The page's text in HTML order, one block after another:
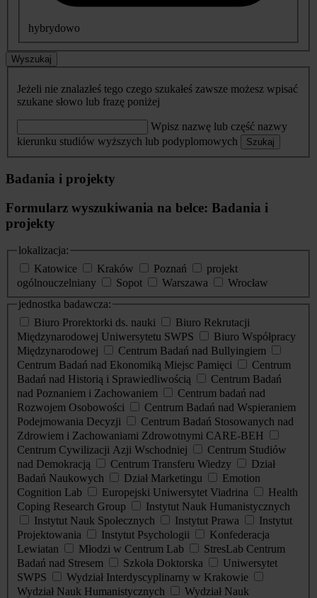
hybrydowo
Wyszukaj
Jeżeli nie znalazłeś tego czego szukałeś zawsze możesz wpisać
szukane słowo lub frazę poniżej
Wpisz nazwę lub część nazwy
kierunku studiów wyższych lub podyplomowych
Szukaj
Badania i projekty
Formularz wyszukiwania na belce: Badania i
projekty
lokalizacja:
Katowice
Kraków Poznań
projekt
ogólnouczelniany
Sopot Warszawa
Wrocław
jednostka badawcza:
Biuro Prorektorki ds. nauki
Biuro Rekrutacji
Międzynarodowej Uniwersytetu SWPS
Biuro Współpracy
Międzynarodowej
Centrum Badań nad Bullyingiem
Centrum Badań nad Ekonomiką Miejsc Pamięci
Centrum
Badań nad Historią i Sprawiedliwością
Centrum Badań
nad Poznaniem i Zachowaniem
Centrum badań nad
Rozwojem Osobowości
Centrum Badań nad Wspieraniem
Podejmowania Decyzji
Centrum Badań Stosowanych nad
Zdrowiem i Zachowaniami Zdrowotnymi CARE-BEH
Centrum Cywilizacji Azji Wschodniej
Centrum Studiów
nad Demokracją
Centrum Transferu Wiedzy
Dział
Badań Naukowych
Dział Marketingu
Emotion
Cognition Lab
Europejski Uniwersytet Viadrina
Health
Coping Research Group
Instytut Nauk Humanistycznych
Instytut Nauk Społecznych
Instytut Prawa
Instytut
Projektowania
Instytut Psychologii
Konfederacja
Lewiatan
Młodzi w Centrum Lab
StresLab Centrum
Badań nad Stresem
Szkoła Doktorska
Uniwersytet
SWPS
Wydział Interdyscyplinarny w Krakowie
Wydział Nauk Humanistycznych
Wydział Nauk